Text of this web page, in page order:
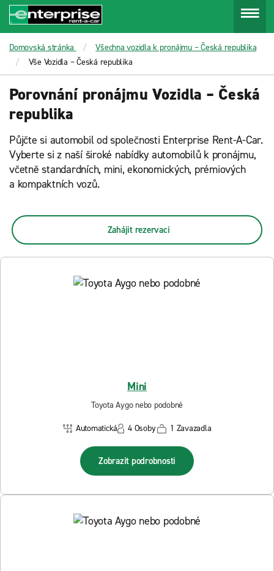
Domovská stránka
Všechna vozidla k pronájmu – Česká republika
Vše Vozidla – Česká republika
Porovnání pronájmu Vozidla – Česká
republika
Půjčte si automobil od společnosti Enterprise Rent-A-Car.
Vyberte si z naší široké nabídky automobilů k pronájmu,
včetně standardních, mini, ekonomických, prémiových
a kompaktních vozů.
Zahájit rezervaci
Mini
Toyota Aygo nebo podobné
Automatická
4 Osoby 1 Zavazadla
Zobrazit podrobnosti